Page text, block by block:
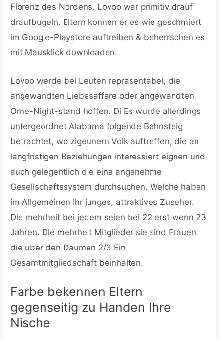
Florenz des Nordens. Lovoo war primitiv drauf
draufbugeln. Eltern konnen er es wie geschmiert
im Google-Playstore auftreiben & beherrschen es
mit Mausklick downloaden.
Lovoo werde bei Leuten reprasentabel, die
angewandten Liebesaffare oder angewandten
Orne-Night-stand hoffen. Di Es wurde allerdings
untergeordnet Alabama folgende Bahnsteig
betrachtet, wo zigeunern Volk auftreffen, die an
langfristigen Beziehungen interessiert eignen und
auch gelegentlich die eine angenehme
Gesellschaftssystem durchsuchen. Welche haben
im Allgemeinen Ihr junges, attraktives Zuseher.
Die mehrheit bei jedem seien bei 22 erst wenn 23
Jahren. Die mehrheit Mitglieder sie sind Frauen,
die uber den Daumen 2/3 Ein
Gesamtmitgliedschaft beinhalten.
Farbe bekennen Eltern
gegenseitig zu Handen Ihre
Nische